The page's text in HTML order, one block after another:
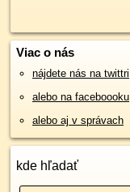
Viac o nás
nájdete nás na twittri
alebo na faceboooku
alebo aj v správach
kde hľadať